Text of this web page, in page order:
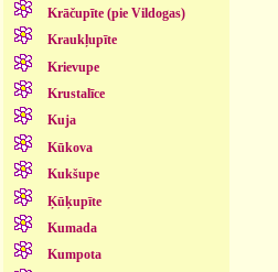
Krāčupīte (pie Vildogas)
Kraukļupīte
Krievupe
Krustalīce
Kuja
Kūkova
Kukšupe
Ķūķupīte
Kumada
Kumpota